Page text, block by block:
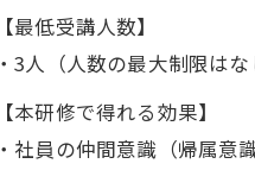
【最低受講人数】
・3人（人数の最大制限はな
【本研修で得れる効果】
・社員の仲間意識（帰属意